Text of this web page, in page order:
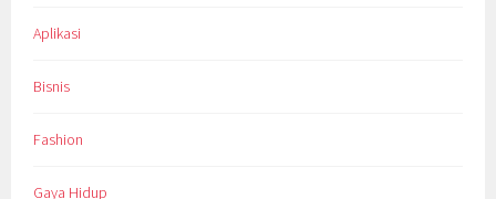
Aplikasi
Bisnis
Fashion
Gaya Hidup